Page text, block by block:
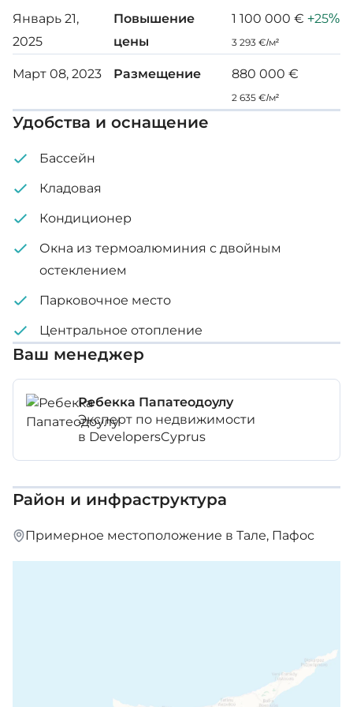
Аэропорт Пафоса - 15 км
Центр муниципалитета - 2,4 км
Вид на горы
Великолепные виды на море
Большой участок
Частный бассейн
Кондиционер
Гранитная кухня
Встроенные шкафы
Солнечные панели
Полностью меблирована
Внутренняя площадь: 307 м²
Крытая веранда: 27 м²
Январь 21,
2025
Повышение
цены
1 100 000 € +25%
3 293 €/м²
Март 08, 2023 Размещение 880 000 €
2 635 €/м²
Удобства и оснащение
Бассейн
Кладовая
Кондиционер
Окна из термоалюминия с двойным
остеклением
Парковочное место
Центральное отопление
Ваш менеджер
Ребекка Папатеодоулу
Эксперт по недвижимости
в DevelopersCyprus
Район и инфраструктура
Примерное местоположение в Тале, Пафос